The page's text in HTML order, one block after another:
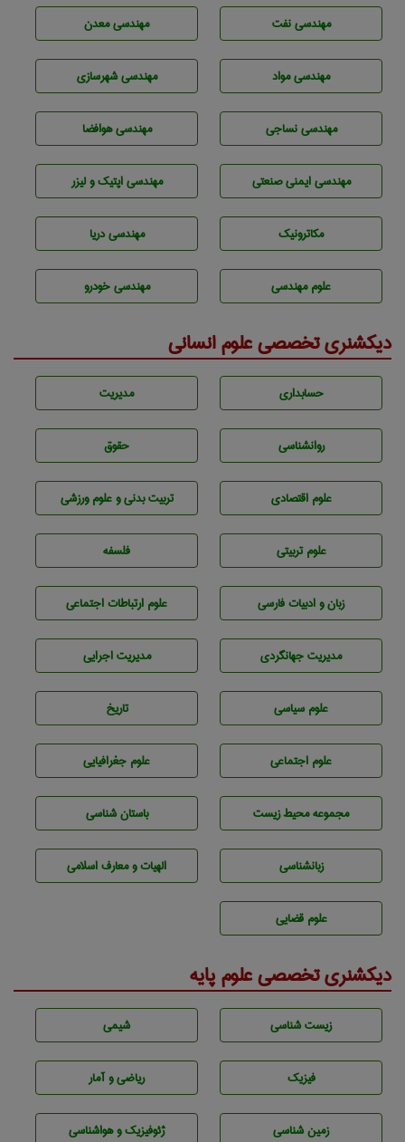
مهندسی نفت مهندسی معدن
مهندسی مواد مهندسی شهرسازی
مهندسي نساجی مهندسی هوافضا
مهندسی ایمنی صنعتی مهندسی اپتیک و لیزر
مکاترونیک مهندسی دریا
علوم مهندسی مهندسی خودرو
دیکشنری تخصصی علوم انسانی
حسابداری مديريت
روانشناسی حقوق
علوم اقتصادی تربيت بدنی و علوم ورزشی
علوم تربيتی فلسفه
زبان و ادبيات فارسی علوم ارتباطات اجتماعی
مديريت جهانگردی مديريت اجرايی
علوم سياسی تاريخ
علوم اجتماعی علوم جغرافيايی
مجموعه محيط زيست باستان شناسی
زبانشناسی الهیات و معارف اسلامی
علوم قضایی
دیکشنری تخصصی علوم پایه
زيست شناسی شيمی
فیزیک ریاضی و آمار
زمين شناسی ژئوفيزيك و هواشناسی